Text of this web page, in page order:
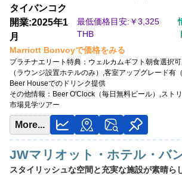
タイバンコク
開業:2025年1
月
最低価格目安:￥3,325
THB
Marriott Bonvoyで価格をみる
プラチナエリート特典： ウェルカムギフト朝食選択
（ラウンジ設置ホテルのみ）,客室アップグレード有
Beer Houseでのドリンク提供
その他情報： Beer O'Clock（毎日無料ビール）,スト
市場見学ツアー
More...
JWマリオット・ホテル・バ
スタイリッシュな空間と充実な施設が素晴ら